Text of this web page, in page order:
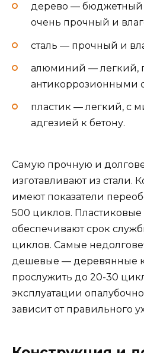
дерево — бюджетный
очень прочный и
сталь — прочный и
алюминий — легкий,
антикоррозионными
пластик — легкий, с
адгезией к бетону.
Самую прочную и
изготавливают из стали.
имеют показатели
500 циклов.
обеспечивают срок
циклов. Самые
дешевые — деревянные
прослужить до 20-30
эксплуатации
зависит от правильного